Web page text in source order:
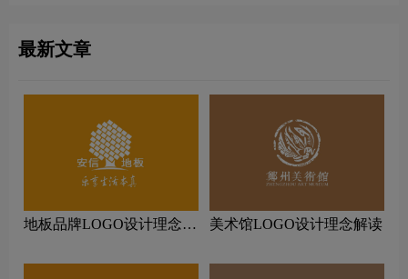
最新文章
地板品牌LOGO设计理念解
美术馆LOGO设计理念解读